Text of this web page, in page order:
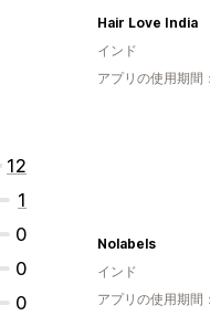
12
1
0
0
0
Hair Love India
インド
アプリの使用期間
Nolabels
インド
アプリの使用期間